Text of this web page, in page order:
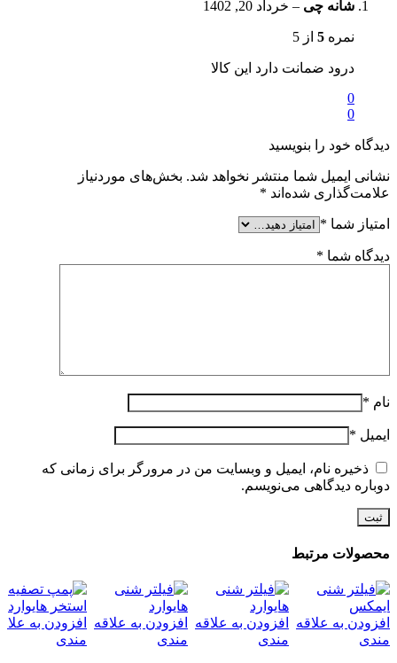
شانه چی – خرداد 20, 1402
نمره 5 از 5
درود ضمانت دارد این کالا
0
0
دیدگاه خود را بنویسید
نشانی ایمیل شما منتشر نخواهد شد. بخش‌های موردنیاز
علامت‌گذاری شده‌اند *
امتیاز شما *
دیدگاه شما *
نام *
ایمیل *
ذخیره نام، ایمیل و وبسایت من در مرورگر برای زمانی که
دوباره دیدگاهی می‌نویسم.
محصولات مرتبط
افزودن به علاقه
مندی
افزودن به علاقه
مندی
افزودن به علاقه
مندی
افزودن به
مندی